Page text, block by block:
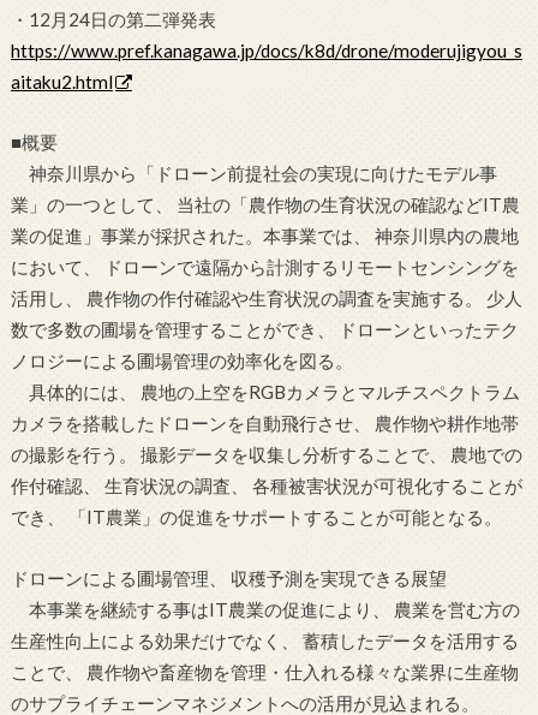
・12月24日の第二弾発表
https://www.pref.kanagawa.jp/docs/k8d/drone/moderujigyou_s
aitaku2.html
■概要
神奈川県から「ドローン前提社会の実現に向けたモデル事
業」の一つとして、 当社の「農作物の生育状況の確認などIT農
業の促進」事業が採択された。本事業では、 神奈川県内の農地
において、 ドローンで遠隔から計測するリモートセンシングを
活用し、 農作物の作付確認や生育状況の調査を実施する。 少人
数で多数の圃場を管理することができ、 ドローンといったテク
ノロジーによる圃場管理の効率化を図る。
具体的には、 農地の上空をRGBカメラとマルチスペクトラム
カメラを搭載したドローンを自動飛行させ、 農作物や耕作地帯
の撮影を行う。 撮影データを収集し分析することで、 農地での
作付確認、 生育状況の調査、 各種被害状況が可視化することが
でき、 「IT農業」の促進をサポートすることが可能となる。
ドローンによる圃場管理、 収穫予測を実現できる展望
本事業を継続する事はIT農業の促進により、 農業を営む方の
生産性向上による効果だけでなく、 蓄積したデータを活用する
ことで、 農作物や畜産物を管理・仕入れる様々な業界に生産物
のサプライチェーンマネジメントへの活用が見込まれる。